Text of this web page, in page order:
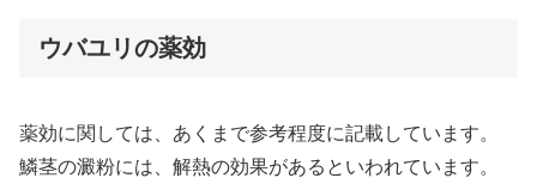
ウバユリの薬効
薬効に関しては、 あくまで参考程度に記載しています。
鱗茎の澱粉には、解熱の効果があるといわれています。